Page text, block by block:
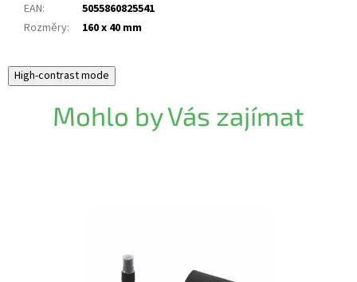
EAN:
5055860825541
Rozměry: 160 x 40 mm
High-contrast mode
Mohlo by Vás zajímat